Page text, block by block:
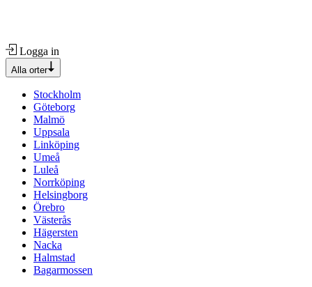
Logga in
Alla orter
Stockholm
Göteborg
Malmö
Uppsala
Linköping
Umeå
Luleå
Norrköping
Helsingborg
Örebro
Västerås
Hägersten
Nacka
Halmstad
Bagarmossen